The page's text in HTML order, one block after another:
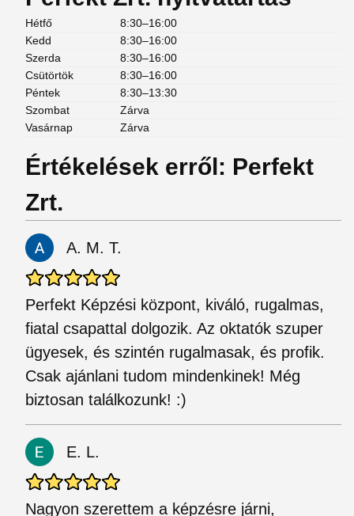
Hétfő
8:30–16:00
Kedd
8:30–16:00
Szerda
8:30–16:00
Csütörtök
8:30–16:00
Péntek
8:30–13:30
Szombat
Zárva
Vasárnap
Zárva
Értékelések erről: Perfekt
Zrt.
A. M. T.
Perfekt Képzési központ, kiváló, rugalmas,
fiatal csapattal dolgozik. Az oktatók szuper
ügyesek, és szintén rugalmasak, és profik.
Csak ajánlani tudom mindenkinek! Még
biztosan találkozunk! :)
E. L.
Nagyon szerettem a képzésre járni,